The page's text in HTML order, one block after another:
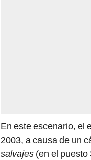
En este escenario, el
2003, a causa de un
salvajes (en el puesto